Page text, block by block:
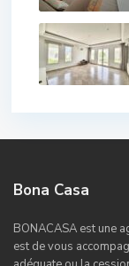
Bona Casa
BONACASA est une
est de vous